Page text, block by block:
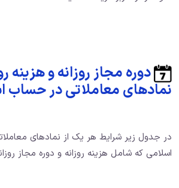
دوره مجاز روزانه و هزینه
نمادهای معاملاتی در حساب
در جدول زیر شرایط هر یک از نمادهای
اسلامی که شامل هزینه روزانه و دوره مجاز